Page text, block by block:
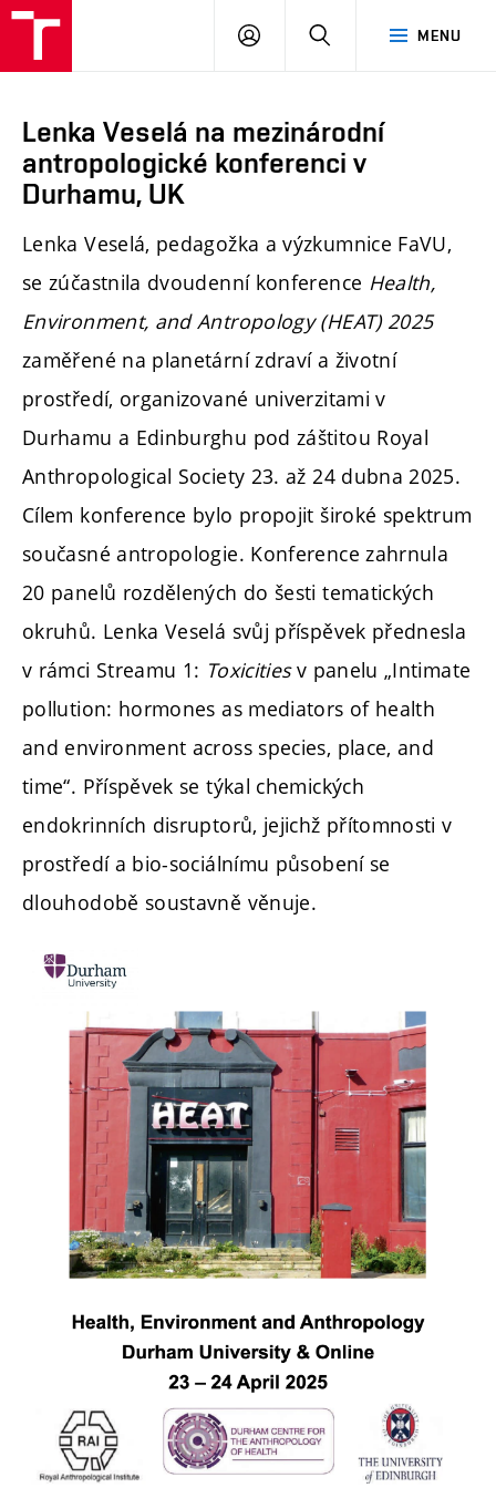
MENU
PŘIHLÁSIT
Lenka Veselá na mezinárodní
antropologické konferenci v
Durhamu, UK
Lenka Veselá, pedagožka a výzkumnice FaVU,
se zúčastnila dvoudenní konference Health,
Environment, and Antropology (HEAT) 2025
zaměřené na planetární zdraví a životní
prostředí, organizované univerzitami v
Durhamu a Edinburghu pod záštitou Royal
Anthropological Society 23. až 24 dubna 2025.
Cílem konference bylo propojit široké spektrum
současné antropologie. Konference zahrnula
20 panelů rozdělených do šesti tematických
okruhů. Lenka Veselá svůj příspěvek přednesla
v rámci Streamu 1: Toxicitiesv panelu „Intimate
pollution: hormones as mediators of health
and environment across species, place, and
time“. Příspěvek se týkal chemických
endokrinních disruptorů, jejichž přítomnosti v
prostředí a bio-sociálnímu působení se
dlouhodobě soustavně věnuje.